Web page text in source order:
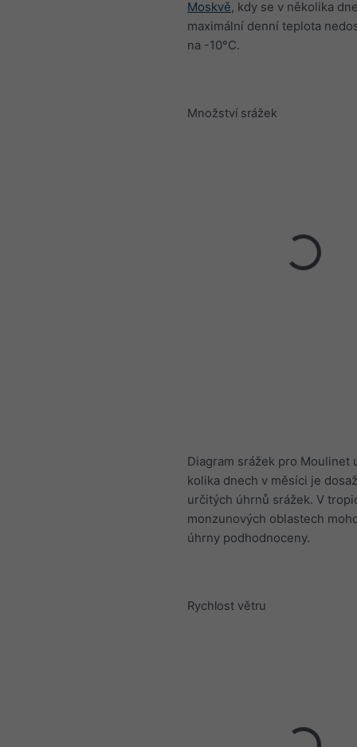
Moskvě, kdy se v několika
maximální denní teplota
na -10°C.
Množství srážek
Diagram srážek pro Moulinet
kolika dnech v měsíci je
určitých úhrnů srážek. V
monzunových oblastech
úhrny podhodnoceny.
Rychlost větru